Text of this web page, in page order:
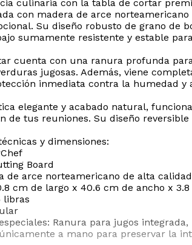
culinaria con la tabla de cortar
con madera de arce
Su diseño robusto de grano de
sumamente resistente y estable
cuenta con una ranura profunda
jugosas. Además, viene
inmediata contra la humedad y
elegante y acabado natural,
de tus reuniones. Su diseño
y dimensiones:
Board
de arce norteamericano de alta calidad
cm de largo x 40.6 cm de ancho x
libras
Ranura para jugos
a mano para preservar la